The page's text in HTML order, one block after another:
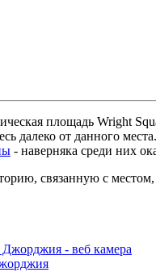
площадь Wright
далеко от данного
- наверняка среди них
связанную с